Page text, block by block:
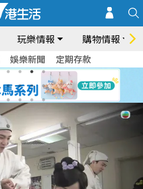
玩樂情報 購物情報
娛樂新聞 定期存款